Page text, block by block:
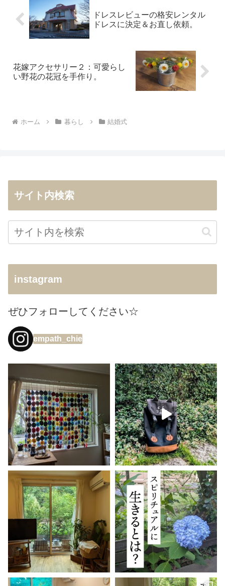
ドレスレビューの格安レンタル
ドレスに決定＆お直し依頼。
花嫁アクセサリー２：可愛らし
い野花の花冠を手作り。
ホーム 暮らし 結婚式
サイト内検索
instagram
ぜひフォローしてください☆
empath_chie